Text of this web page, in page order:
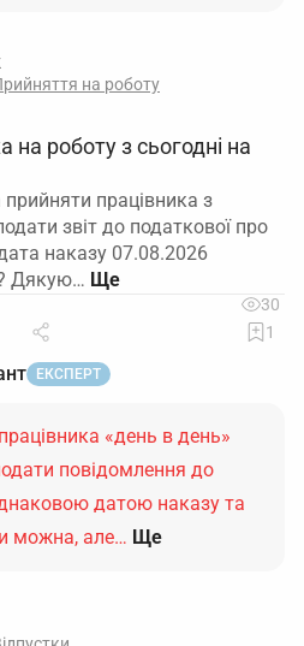
на роботу
на роботу з сьогодні на
працівника з
звіт до податкової про
наказу 07.08.2026
Дякую…
30
1
ЕКСПЕРТ
«день в день»
повідомлення до
датою наказу та
можна, але… Ще